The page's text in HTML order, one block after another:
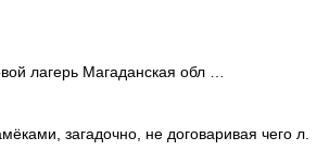
лагерь Магаданская обл …
загадочно, не договаривая чего л.